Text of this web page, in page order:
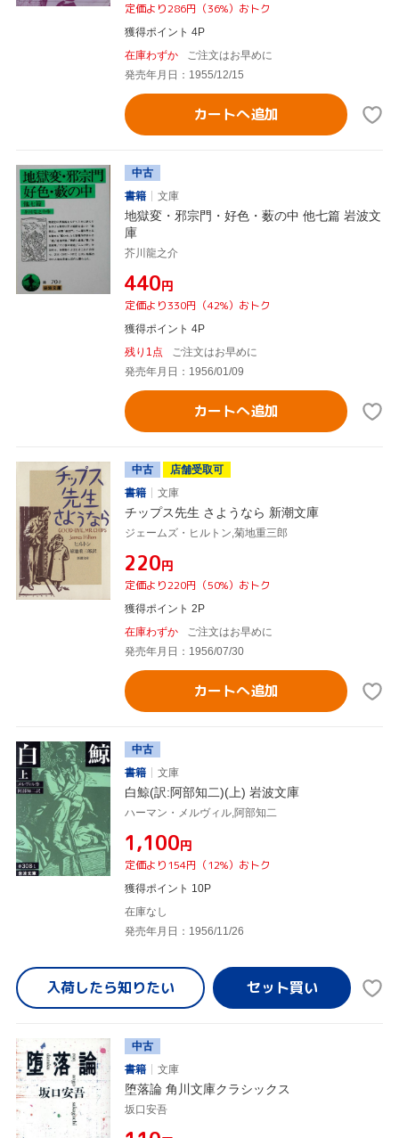
定価より286円（36%）おトク
獲得ポイント 4P
在庫わずか
ご注文はお早めに
発売年月日：1955/12/15
カートへ追加
中古
書籍
文庫
地獄変・邪宗門・好色・薮の中 他七篇 岩波文
庫
芥川龍之介
¥440円
定価より330円（42%）おトク
獲得ポイント 4P
残り1点
ご注文はお早めに
発売年月日：1956/01/09
カートへ追加
中古
店舗受取可
書籍
文庫
チップス先生 さようなら 新潮文庫
ジェームズ・ヒルトン,菊地重三郎
¥220円
定価より220円（50%）おトク
獲得ポイント 2P
在庫わずか
ご注文はお早めに
発売年月日：1956/07/30
カートへ追加
中古
書籍
文庫
白鯨(訳:阿部知二)(上) 岩波文庫
ハーマン・メルヴィル,阿部知二
¥1,100円
定価より154円（12%）おトク
獲得ポイント 10P
在庫なし
発売年月日：1956/11/26
入荷したら知りたい
中古
書籍
文庫
堕落論 角川文庫クラシックス
坂口安吾